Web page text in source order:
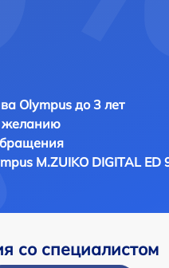
Olympus до 3 лет
желанию
M.ZUIKO DIGITAL
со специалистом